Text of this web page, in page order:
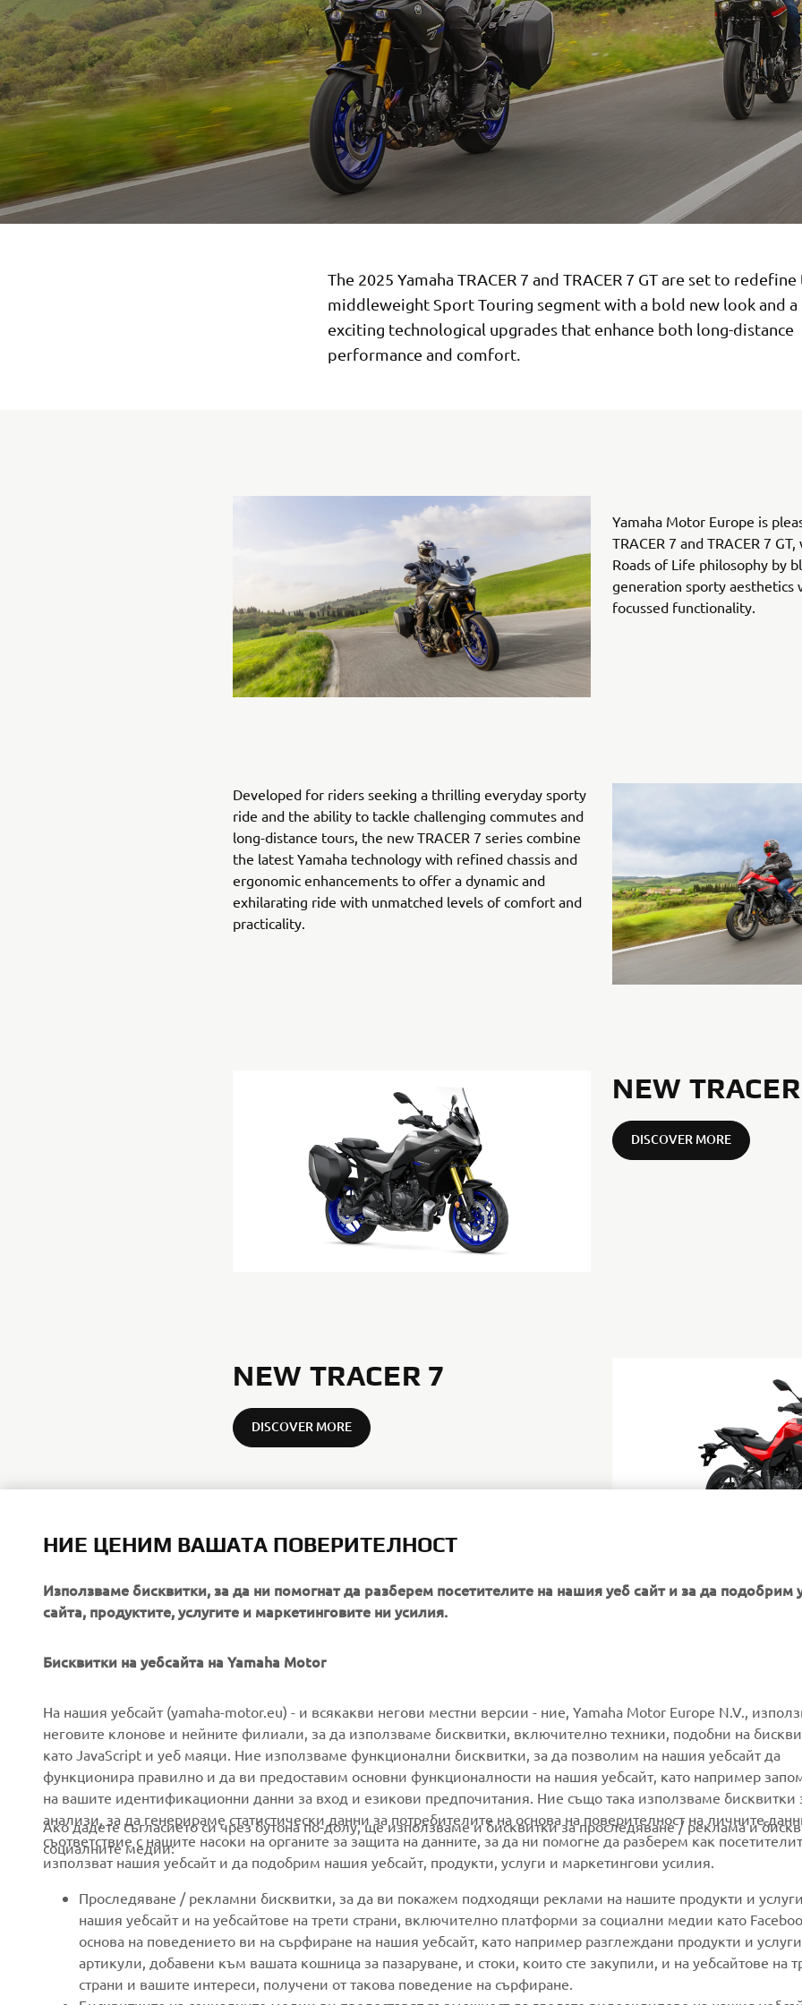
The 2025 Yamaha TRACER 7 and TRACER 7 GT are set to
middleweight Sport Touring segment with a bold new look and
exciting technological upgrades that enhance both long-distance
performance and comfort.
Yamaha Motor Europe is
TRACER 7 and TRACER 7
Roads of Life philosophy by
generation sporty aesthetics
focussed functionality.
Developed for riders seeking a thrilling everyday sporty
ride and the ability to tackle challenging commutes and
long-distance tours, the new TRACER 7 series combine
the latest Yamaha technology with refined chassis and
ergonomic enhancements to offer a dynamic and
exhilarating ride with unmatched levels of comfort and
practicality.
NEW
DISCOVER MORE
NEW TRACER 7
DISCOVER MORE
CORPORATE
About us
News
Events
Press
Working at Yamaha
Become a Dealer
Human Rights Policy
FOR BUSINESS
eBike systems
Authorities
Golfcourses
First responders
Robotics
Partnerships
Technical information for
MORE YAMAHA
MyYamaha
Yamaha Music
Yamaha Racing
Yamaha Motor Global
SUPPORT
Parts Catalogue
Book Maintenance
Dealer locator
Management of Waste
Batteries
НИЕ ЦЕНИМ ВАШАТА ПОВЕРИТЕЛНОСТ
Използваме бисквитки, за да ни помогнат да разберем посетителите на нашия уеб сайт и за да подобрим
сайта, продуктите, услугите и маркетинговите ни усилия.
Бисквитки на уебсайта на Yamaha Motor
На нашия уебсайт (yamaha-motor.eu) - и всякакви негови местни версии - ние, Yamaha Motor Europe N.V.,
неговите клонове и нейните филиали, за да използваме бисквитки, включително техники, подобни на
като JavaScript и уеб маяци. Ние използваме функционални бисквитки, за да позволим на нашия уебсайт да
функционира правилно и да ви предоставим основни функционалности на нашия уебсайт, като например
на вашите идентификационни данни за вход и езикови предпочитания. Ние също така използваме бисквитки
анализи, за да генерираме статистически данни за потребителите на основа на поверителност на личните
съответствие с нашите насоки на органите за защита на данните, за да ни помогне да разберем как
използват нашия уебсайт и да подобрим нашия уебсайт, продукти, услуги и маркетингови усилия.
Ако дадете съгласието си чрез бутона по-долу, ще използваме и бисквитки за проследяване / реклама и
социалните медии:
Проследяване / рекламни бисквитки, за да ви покажем подходящи реклами на нашите продукти и
нашия уебсайт и на уебсайтове на трети страни, включително платформи за социални медии като
основа на поведението ви на сърфиране на нашия уебсайт, като например разглеждани продукти и
артикули, добавени към вашата кошница за пазаруване, и стоки, които сте закупили, и на уебсайтове на
страни и вашите интереси, получени от такова поведение на сърфиране.